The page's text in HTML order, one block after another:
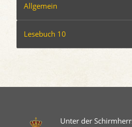
Allgemein
Lesebuch 10
Unter der